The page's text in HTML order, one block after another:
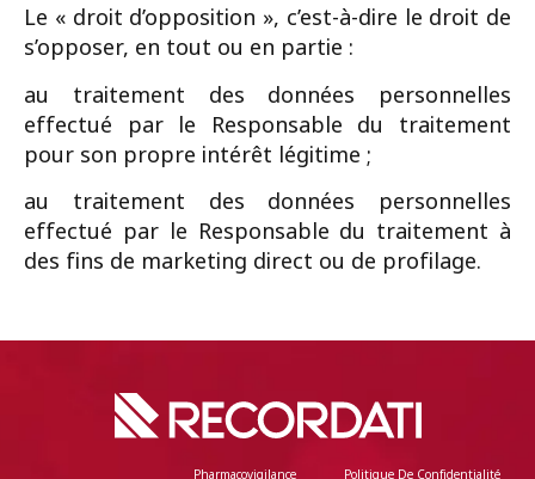
Le « droit d’opposition », c’est-à-dire le droit de
s’opposer, en tout ou en partie :
au traitement des données personnelles
effectué par le Responsable du traitement
pour son propre intérêt légitime ;
au traitement des données personnelles
effectué par le Responsable du traitement à
des fins de marketing direct ou de profilage.
Pharmacovigilance Politique De Confidentialité